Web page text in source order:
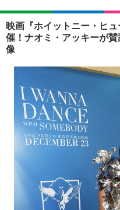
音楽
ショッピング
ライフTOP
ペット
リリース一覧
プッシュ通知の停止方法
映画『ホイットニー・ヒ
催！ナオミ・アッキーが
像